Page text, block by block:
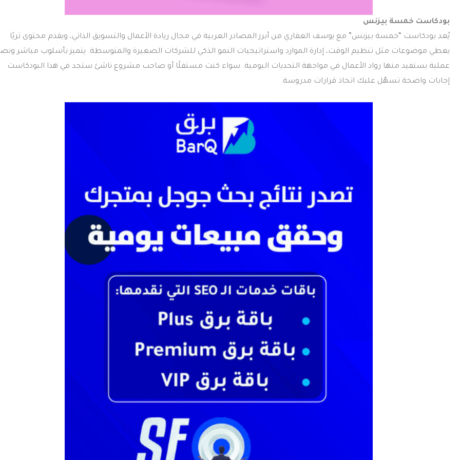
بودكاست خمسة بيزنس
يُعد بودكاست “خمسة بيزنس” مع يوسف العقاري من أبرز المصادر العربية في مجال ريادة الأعمال والتسويق الذاتي، ويقدم محتوى ثريًا
يغطي موضوعات مثل تنظيم الوقت، إدارة الموارد واستراتيجيات النمو الذكي للشركات الصغيرة والمتوسطة. يتميز بأسلوب مباشر
عملية يستفيد منها رواد الأعمال في مواجهة التحديات اليومية. سواء كنت مستقلًا أو صاحب مشروع ناشئ ستجد في هذا البودكاست
إجابات واضحة تسهّل عليك اتخاذ قرارات مدروسة.